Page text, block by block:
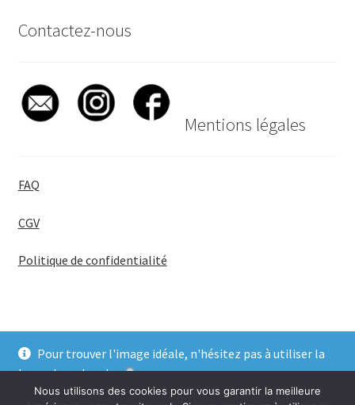
Pour trouver l'image idéale, n'hésitez pas à utiliser la
barre de recherche
Ignorer
Contactez-nous
Mentions légales
FAQ
CGV
Politique de confidentialité
© BadgeGirl® 2026
Nous utilisons des cookies pour vous garantir la meilleure